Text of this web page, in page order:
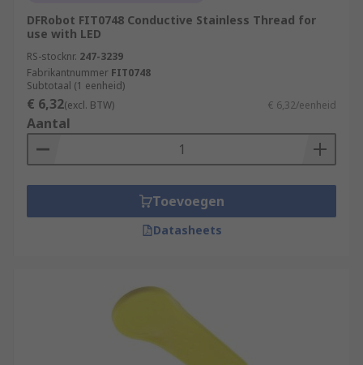
DFRobot FIT0748 Conductive Stainless Thread for
use with LED
RS-stocknr. 247-3239
Fabrikantnummer FIT0748
Subtotaal (1 eenheid)
€ 6,32(excl. BTW) € 6,32/eenheid
Aantal
Toevoegen
Datasheets